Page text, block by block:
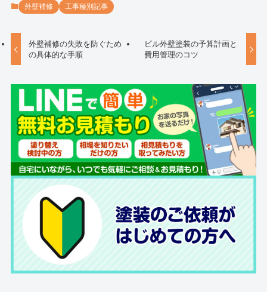
外壁補修 工事種別記事
外壁補修の失敗を防ぐため
の具体的な手順
ビル外壁塗装の予算計画と
費用管理のコツ